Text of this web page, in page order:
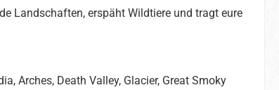
Landschaften, erspäht Wildtiere und tragt eure
Arches, Death Valley, Glacier, Great Smoky